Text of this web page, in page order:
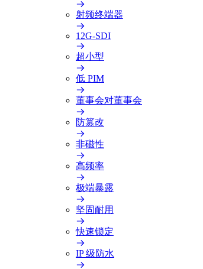
射频终端器
12G-SDI
超小型
低 PIM
董事会对董事会
防篡改
非磁性
高频率
极端暴露
坚固耐用
快速锁定
IP 级防水